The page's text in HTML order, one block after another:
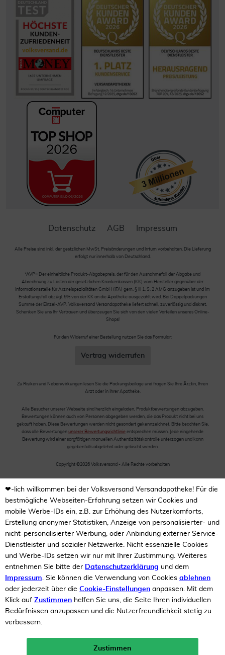
Neukunden-Rabatt ab 49€!
Datenschutz AGB Impressum
Alle Preise sind inkl. der gestzlichen MwSt. Preisänderungen und Irrtum vorbehalten. Die Lieferung
erfolgt nur innerhalb von Deutschland.
*AVP= Der einheitliche Produkt-Abgabepreis, der für den Ausnahmefall der Abgabe und
Abrechnung zu Lasten der gesetzlichen Krankenkassen (KK) vom Hersteller gegenüber der
Informationsstelle für Arzneispezialitäten GmbH (IFA) gem. § III 1, S. 2 AMG anzugeben ist und im
Erstattungsfall abzügl. 5% von der KK an die Apotheke ausgezahlt wird. Bei Doppelpackungen
Summe der Einzel-AVP. Volksversand Versandapotheke liefert schnell, zuverlässig und diskret.
Schenken Sie uns Ihr Vertrauen und überzeugen Sie sich von den vielen Vorteilen unseres Online-
Shops!
Für den Widerruf einer Bestellung nutzen Sie das Formular:
Vertrag widerrufen
Zu Risiken und Nebenwirkungen lesen Sie die Packungsbeilage und fragen Sie Ihre Ärztin, Ihren
Arzt oder in Ihrer Apotheke.
Alle Besucher unserer Webseite sind herzlich eingeladen, Produktbewertungen abzugeben.
Bewertungen können auch von Personen abgegeben werden, die das Produkt nicht bei uns
gekauft haben. Diese Bewertungen werden nicht gesondert gekennzeichnet. Bitte beachten Sie,
dass alle Bewertungen unserer Bewertungsrichtlinie entsprechen müssen. Jede eingehende
Bewertung wird einer sorgfältigen manuellen Authentizitätskontrolle unterzogen und kann
gegebenfalls abgelehnt oder gelöscht werden.
Copyright ©2026 Volksversand - Alle Rechte vorbehalten
❤-lich willkommen bei der Volksversand Versandapotheke! Für die
bestmögliche Webseiten-Erfahrung setzen wir Cookies und
mobile Werbe-IDs ein, z.B. zur Erhöhung des Nutzerkomforts,
Erstellung anonymer Statistiken, Anzeige von personalisierter- und
nicht-personalisierter Werbung, oder Anbindung externer Service-
Dienstleister und sozialer Netzwerke. Nicht essenzielle Cookies
und Werbe-IDs setzen wir nur mit Ihrer Zustimmung. Weiteres
entnehmen Sie bitte der Datenschutzerklärung und dem
Impressum. Sie können die Verwendung von Cookies ablehnen
oder jederzeit über die Cookie-Einstellungen anpassen. Mit dem
Klick auf Zustimmen helfen Sie uns, die Seite Ihren individuellen
Bedürfnissen anzupassen und die Nutzerfreundlichkeit stetig zu
verbessern.
Zustimmen